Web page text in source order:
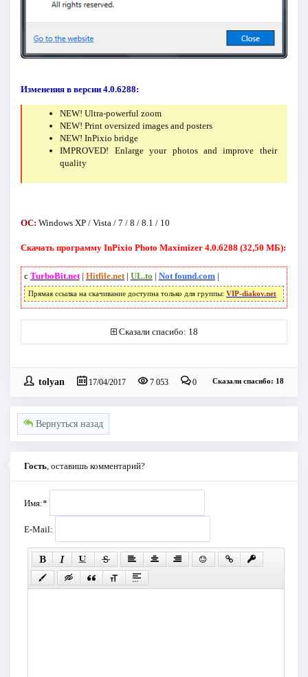
Изменения в версии 4.0.6288:
NEW! Ultra-powerful zoom
NEW! Print oversized images and posters
NEW! InPixio bridge
IMPROVED! Enlarge your photos and improve their
quality
ОС: Windows XP / Vista / 7 / 8 / 8.1 / 10
Скачать программу InPixio Photo Maximizer 4.0.6288 (32,50 МБ):
с TurboBit.net| Hitfile.net| UL.to | Not found.com|
Прямая ссылка на скачивание доступна только для группы: VIP-diakov.net
Сказали спасибо: 18
tolyan 17/04/2017 7 053 0 Сказали спасибо: 18
Вернуться назад
Гость, оставишь комментарий?
Имя:*
E-Mail: